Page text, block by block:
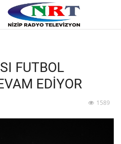
FUTBOL
EDİYOR
1589